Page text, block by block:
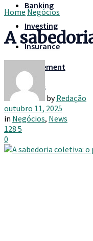
Banking
Investing
Insurance
Retirement
Taxes
HomeNegócios
A
by Redação
outubro 11, 2025
in Negócios, News
128 5
0